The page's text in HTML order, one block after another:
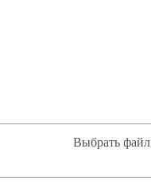
Выбрать файл